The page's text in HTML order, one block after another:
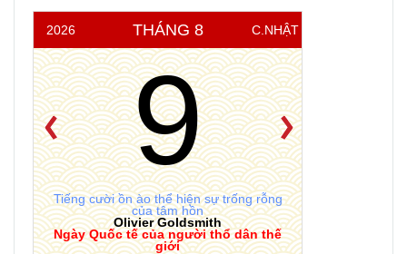
2026 THÁNG 8 C.NHẬT
9
Tiếng cười ồn ào thể hiện sự trống rỗng
của tâm hồn
Olivier Goldsmith
Ngày Quốc tế của người thổ dân thế
giới